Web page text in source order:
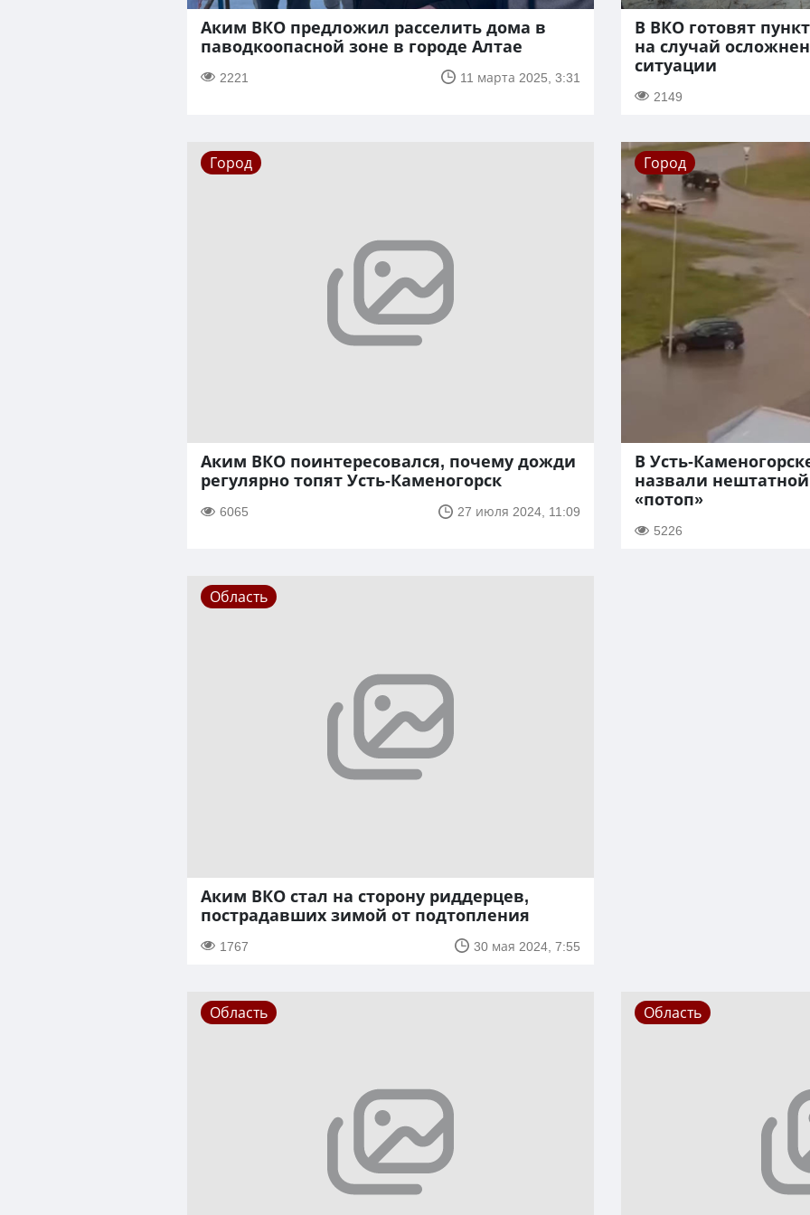
Аким ВКО предложил расселить дома в
паводкоопасной зоне в городе Алтае
2221 11 марта 2025, 3:31
В ВКО готовят
на случай
ситуации
2149
Город
Аким ВКО поинтересовался, почему дожди
регулярно топят Усть-Каменогорск
6065 27 июля 2024, 11:09
Город
В Усть-
назвали
«потоп»
5226
Область
Аким ВКО стал на сторону риддерцев,
пострадавших зимой от подтопления
1767 30 мая 2024, 7:55
Область Область